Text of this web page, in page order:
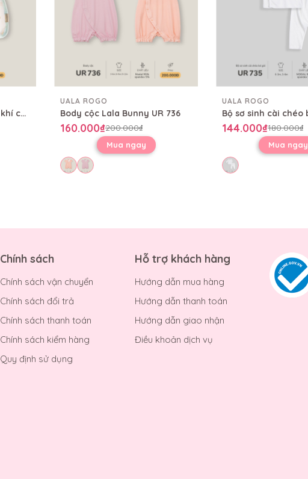
Gối Nana họa tiết khinh khí cầu Uala UR929
UALA ROGO
Body cộc Lala Bunny UR 736
160.000₫200.000₫
Mua ngay
UALA ROGO
144.000₫180.000₫
Mua ngay
Chính sách
Chính sách vận chuyển
Chính sách đổi trả
Chính sách thanh toán
Chính sách kiểm hàng
Quy định sử dụng
Hỗ trợ khách hàng
Hướng dẫn mua hàng
Hướng dẫn thanh toán
Hướng dẫn giao nhận
Điều khoản dịch vụ